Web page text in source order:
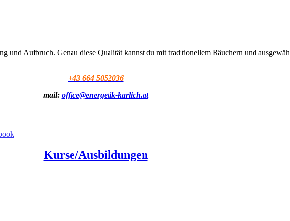
und Aufbruch. Genau diese Qualität kannst du mit traditionellem Räuchern und
+43 664 5052036
mail: office@energetik-karlich.at
Kurse/Ausbildungen